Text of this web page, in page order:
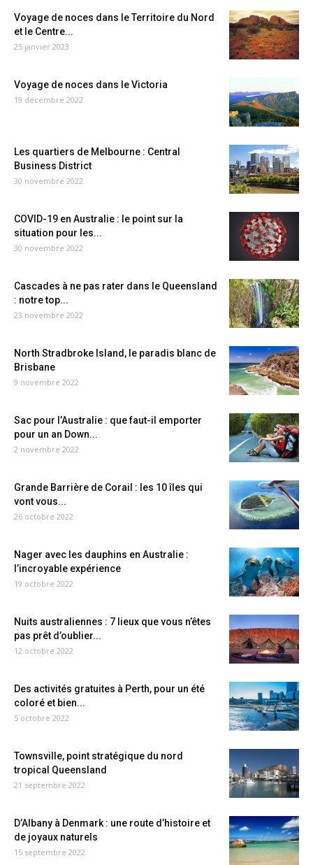
Voyage de noces dans le Territoire du Nord
et le Centre...
25 janvier 2023
Voyage de noces dans le Victoria
19 décembre 2022
Les quartiers de Melbourne : Central
Business District
30 novembre 2022
COVID-19 en Australie : le point sur la
situation pour les...
30 novembre 2022
Cascades à ne pas rater dans le Queensland
: notre top...
23 novembre 2022
North Stradbroke Island, le paradis blanc de
Brisbane
9 novembre 2022
Sac pour l’Australie : que faut-il emporter
pour un an Down...
2 novembre 2022
Grande Barrière de Corail : les 10 îles qui
vont vous...
26 octobre 2022
Nager avec les dauphins en Australie :
l’incroyable expérience
19 octobre 2022
Nuits australiennes : 7 lieux que vous n’êtes
pas prêt d’oublier...
12 octobre 2022
Des activités gratuites à Perth, pour un été
coloré et bien...
5 octobre 2022
Townsville, point stratégique du nord
tropical Queensland
21 septembre 2022
D’Albany à Denmark : une route d’histoire et
de joyaux naturels
15 septembre 2022